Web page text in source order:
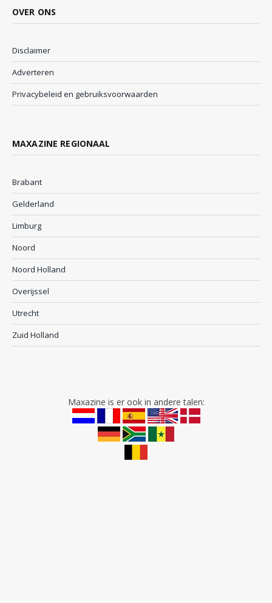
OVER ONS
Disclaimer
Adverteren
Privacybeleid en gebruiksvoorwaarden
MAXAZINE REGIONAAL
Brabant
Gelderland
Limburg
Noord
Noord Holland
Overijssel
Utrecht
Zuid Holland
Maxazine is er ook in andere talen: